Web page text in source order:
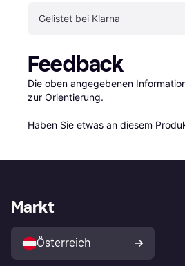
Gelistet bei Klarna
Feedback
Die oben angegebenen
zur Orientierung.
Haben Sie etwas an diesem
Markt
Österreich